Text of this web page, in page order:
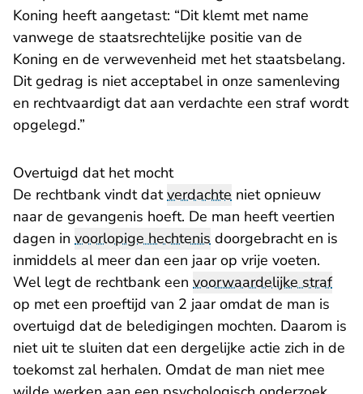
Koning heeft aangetast: “Dit klemt met name
vanwege de staatsrechtelijke positie van de
Koning en de verwevenheid met het staatsbelang.
Dit gedrag is niet acceptabel in onze samenleving
en rechtvaardigt dat aan verdachte een straf wordt
opgelegd.”
​Overtuigd dat het mocht
De rechtbank vindt datverdachte niet opnieuw
naar de gevangenis hoeft. De man heeft veertien
dagen in voorlopige hechtenis doorgebracht en is
inmiddels al meer dan een jaar op vrije voeten.
Wel legt de rechtbank een voorwaardelijke straf
op met een proeftijd van 2 jaar omdat de man is
overtuigd dat de beledigingen mochten. Daarom is
niet uit te sluiten dat een dergelijke actie zich in de
toekomst zal herhalen. Omdat de man niet mee